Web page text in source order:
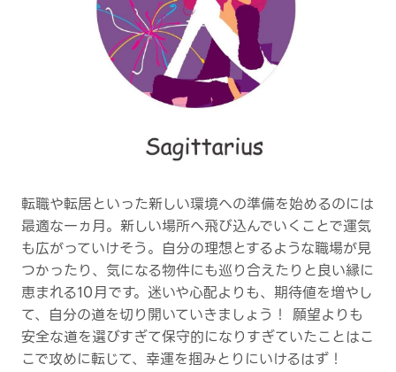
転職や転居といった新しい環境への準備を始めるのには
最適な一ヵ月。新しい場所へ飛び込んでいくことで運気
も広がっていけそう。自分の理想とするような職場が見
つかったり、気になる物件にも巡り合えたりと良い縁に
恵まれる10月です。迷いや心配よりも、期待値を増やし
て、自分の道を切り開いていきましょう！ 願望よりも
安全な道を選びすぎて保守的になりすぎていたことはこ
こで攻めに転じて、幸運を掴みとりにいけるはず！